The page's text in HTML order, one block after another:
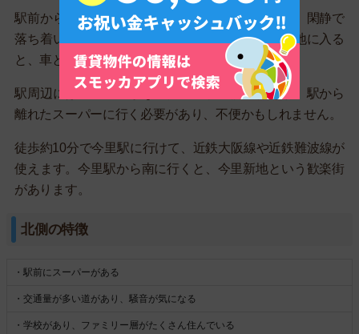
駅前から住宅街が広がっています。戸建てが多く、閑静で
落ち着いた雰囲気になっています。大通りから路地に入る
と、車とすれ違えないくらいの細い道が多いです。
駅周辺にはスーパーがないため、駅北側に行くか、駅から
離れたスーパーに行く必要があり、不便かもしれません。
徒歩約10分で今里駅に行けて、近鉄大阪線や近鉄難波線が
使えます。今里駅から南に行くと、今里新地という歓楽街
があります。
北側の特徴
・駅前にスーパーがある
・交通量が多い道があり、騒音が気になる
・学校があり、ファミリー層がたくさん住んでいる